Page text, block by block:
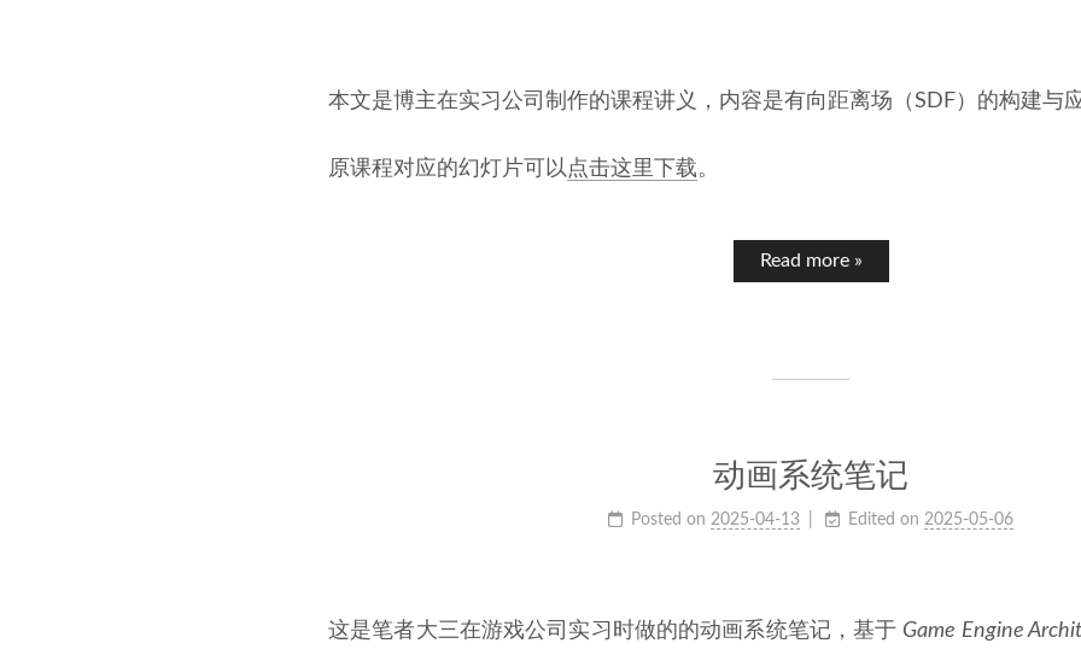
本文是博主在实习公司制作的课程讲义，内容是有向距离场（SDF）的构建与
原课程对应的幻灯片可以点击这里下载。
Read more »
动画系统笔记
Posted on 2025-04-13 Edited on 2025-05-06
这是笔者大三在游戏公司实习时做的的动画系统笔记，基于 Game Engine